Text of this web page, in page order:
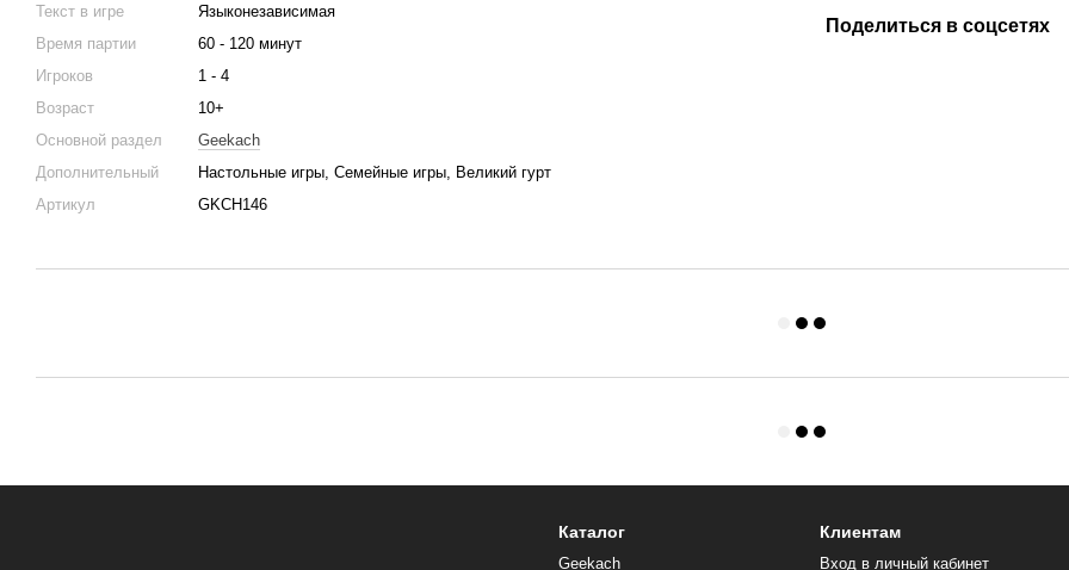
Текст в игре
Языконезависимая
Время партии
60 - 120 минут
Игроков
1 - 4
Возраст
10+
Основной раздел
Geekach
Дополнительный
Настольные игры, Семейные игры, Великий гурт
Артикул
GKCH146
Поделиться в соцсетях
Каталог
Geekach
Клиентам
Вход в личный кабинет